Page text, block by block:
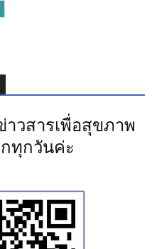
วสารเพื่อสุขภาพ
ทุกวันค่ะ